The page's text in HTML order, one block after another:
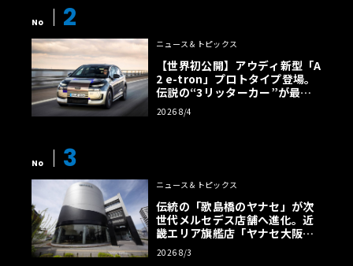
No 2
ニュース＆トピックス
【世界初公開】アウディ新型「A
2 e-tron」プロトタイプ登場。
伝説の“3リッターカー”が最高
効率エントリーBEVとして復活
【画像38枚】
2026 8/4
No 3
ニュース＆トピックス
伝統の「歌島橋のヤナセ」が次
世代メルセデス店舗へ進化。近
畿エリア旗艦店「ヤナセ大阪支
店」がリニューアル
2026 8/3